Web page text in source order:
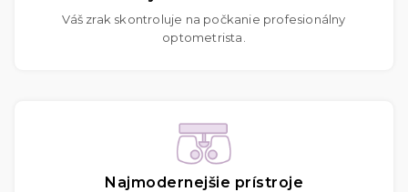
Váš zrak skontroluje na počkanie profesionálny
optometrista.
Najmodernejšie prístroje